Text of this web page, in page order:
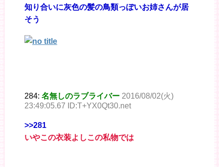
知り合いに灰色の髪の鳥類っぽいお姉さんが居
そう
284: 名無しのラブライバー 2016/08/02(火)
23:49:05.67 ID:T+YX0Qt30.net
>>281
いやこの衣装よしこの私物では